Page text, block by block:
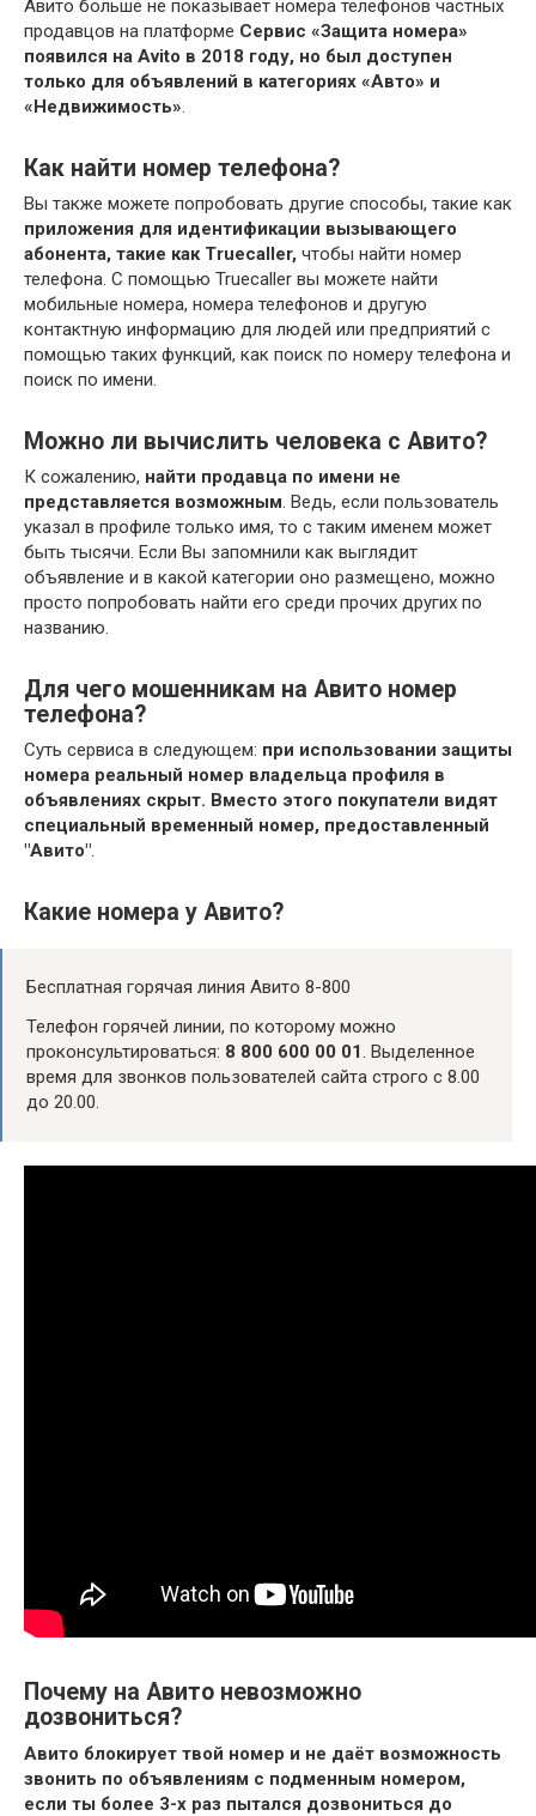
Авито больше не показывает номера телефонов частных
продавцов на платформе Сервис «Защита номера»
появился на Avito в 2018 году, но был доступен
только для объявлений в категориях «Авто» и
«Недвижимость».
Как найти номер телефона?
Вы также можете попробовать другие способы, такие как
приложения для идентификации вызывающего
абонента, такие как Truecaller, чтобы найти номер
телефона. С помощью Truecaller вы можете найти
мобильные номера, номера телефонов и другую
контактную информацию для людей или предприятий с
помощью таких функций, как поиск по номеру телефона и
поиск по имени.
Можно ли вычислить человека с Авито?
К сожалению, найти продавца по имени не
представляется возможным. Ведь, если пользователь
указал в профиле только имя, то с таким именем может
быть тысячи. Если Вы запомнили как выглядит
объявление и в какой категории оно размещено, можно
просто попробовать найти его среди прочих других по
названию.
Для чего мошенникам на Авито номер
телефона?
Суть сервиса в следующем: при использовании защиты
номера реальный номер владельца профиля в
объявлениях скрыт. Вместо этого покупатели видят
специальный временный номер, предоставленный
"Авито".
Какие номера у Авито?
Бесплатная горячая линия Авито 8-800
Телефон горячей линии, по которому можно
проконсультироваться: 8 800 600 00 01 . Выделенное
время для звонков пользователей сайта строго с 8.00
до 20.00.
Почему на Авито невозможно
дозвониться?
Авито блокирует твой номер и не даёт возможность
звонить по объявлениям с подменным номером,
если ты более 3-х раз пытался дозвониться до